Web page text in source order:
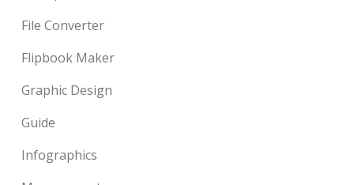
File Converter
Flipbook Maker
Graphic Design
Guide
Infographics